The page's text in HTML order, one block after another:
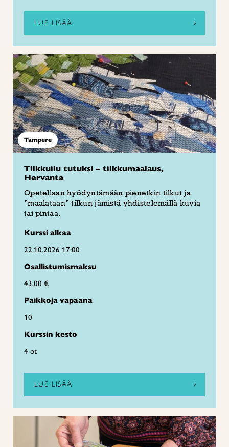
LUE LISÄÄ
Tampere
Tilkkuilu tutuksi – tilkkumaalaus,
Hervanta
Opetellaan hyödyntämään pienetkin tilkut ja
”maalataan” tilkun jämistä yhdistelemällä kuvia
tai pintaa.
Kurssi alkaa
22.10.2026 17:00
Osallistumismaksu
43,00 €
Paikkoja vapaana
10
Kurssin kesto
4 ot
LUE LISÄÄ